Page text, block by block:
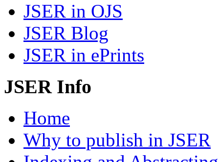
JSER in OJS
JSER Blog
JSER in ePrints
JSER Info
Home
Why to publish in JSER